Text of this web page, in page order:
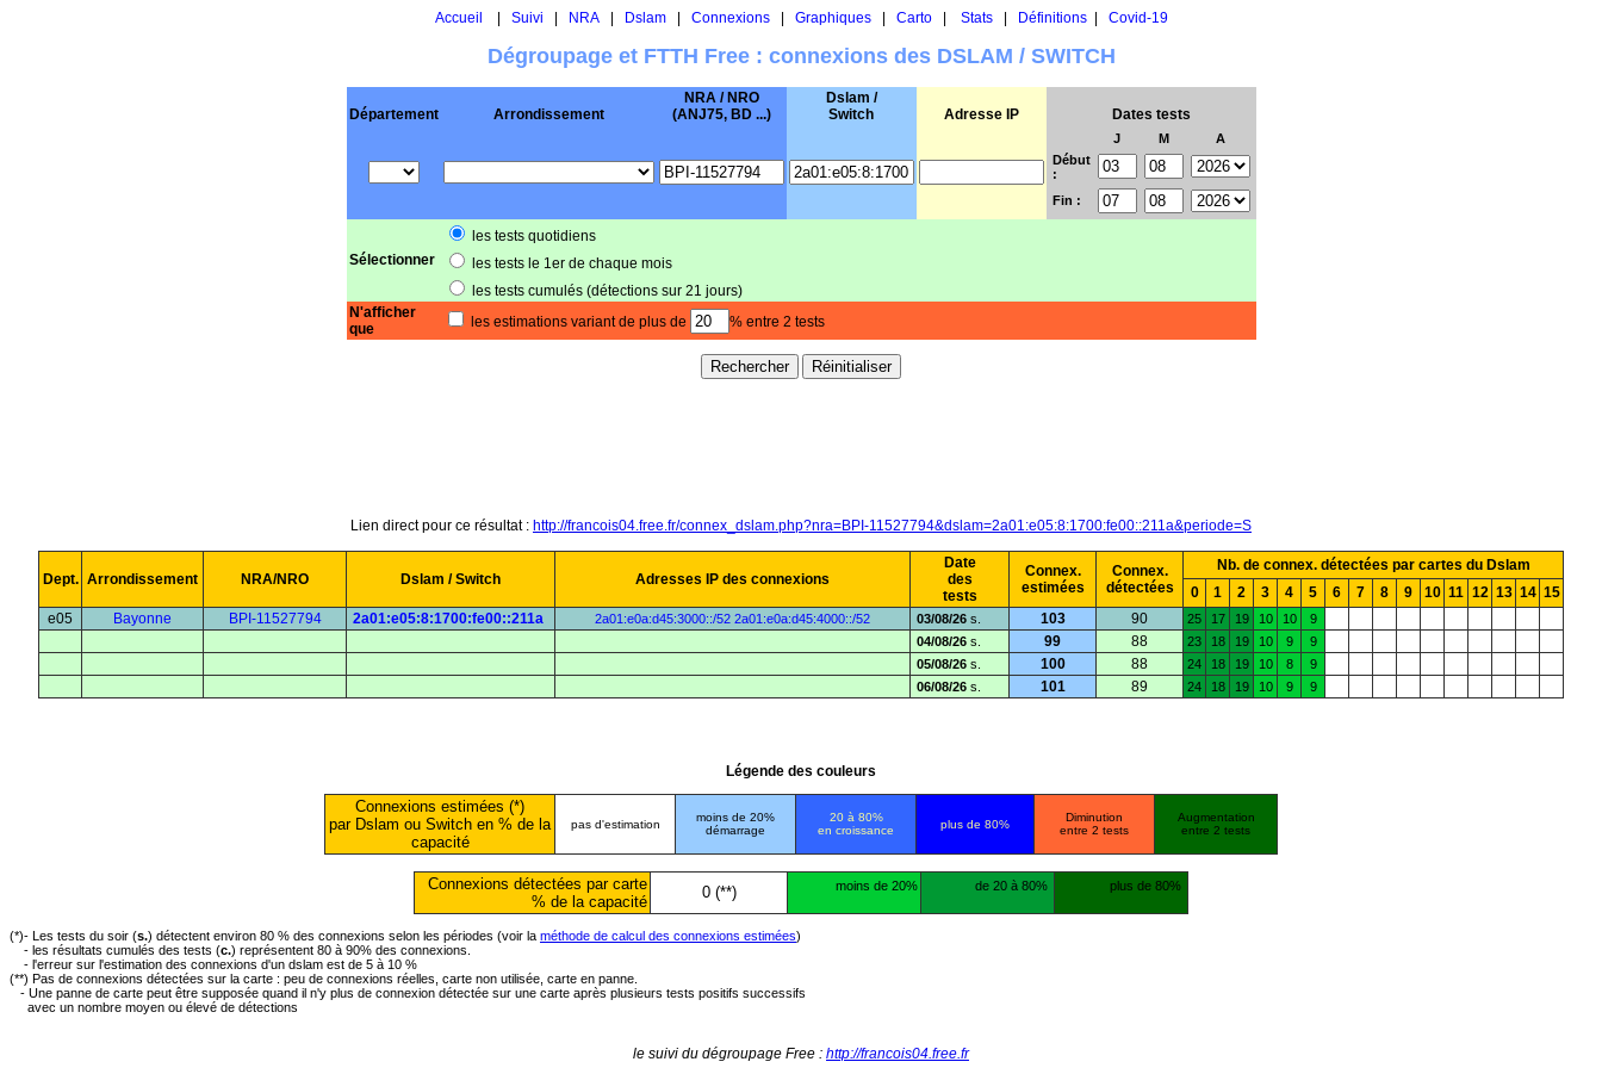
Accueil Suivi NRA| Dslam| Connexions| Graphiques| Carto| Stats| Définitions| Covid-19
Dégroupage et FTTH Free : connexions des DSLAM / SWITCH
Département Arrondissement
NRA / NRO
(ANJ75, BD ...)
Dslam /
Switch
Adresse IP Dates tests
J M
A
Début
:
Fin :
Sélectionner
les tests quotidiens
les tests le 1er de chaque mois
les tests cumulés (détections sur 21 jours)
N'afficher
que
les estimations variant de plus de % entre 2 tests
Lien direct pour ce résultat : http://francois04.free.fr/connex_dslam.php?nra=BPI-11527794&dslam=2a01:e05:8:1700:fe00::211a&periode=S
Dept. Arrondissement NRA/NRO Dslam / Switch Adresses IP des connexions
Date
des
tests
Connex.
estimées
Connex.
détectées
Nb. de connex. détectées par cartes du Dslam
0
1 2 3 4 5 6 7 8 9 10 11 12 13 14 15
e05
Bayonne BPI-11527794 2a01:e05:8:1700:fe00::211a 2a01:e0a:d45:3000::/52 2a01:e0a:d45:4000::/52 03/08/26 s. 103 90 25 17 19 10 10
9
04/08/26 s. 99 88 23 18 19 10 9
9
05/08/26 s. 100 88 24 18 19 10 8
9
06/08/26 s. 101 89 24 18 19 10 9 9
Légende des couleurs
Connexions estimées (*)
par Dslam ou Switch en % de la
capacité
pas d'estimation
moins de 20%
démarrage
20 à 80%
en croissance
plus de 80%
Diminution
entre 2 tests
Augmentation
entre 2 tests
Connexions détectées par carte
% de la capacité
0 (**) moins de 20% de 20 à 80% plus de 80%
(*)- Les tests du soir (s.) détectent environ 80 % des connexions selon les périodes (voir la méthode de calcul des connexions estimées)
- les résultats cumulés des tests (c.) représentent 80 à 90% des connexions.
- l'erreur sur l'estimation des connexions d'un dslam est de 5 à 10 %
(**) Pas de connexions détectées sur la carte : peu de connexions réelles, carte non utilisée, carte en panne.
- Une panne de carte peut être supposée quand il n'y plus de connexion détectée sur une carte après plusieurs tests positifs successifs
avec un nombre moyen ou élevé de détections
le suivi du dégroupage Free : http://francois04.free.fr